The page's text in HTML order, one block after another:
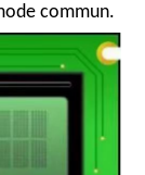
commun.